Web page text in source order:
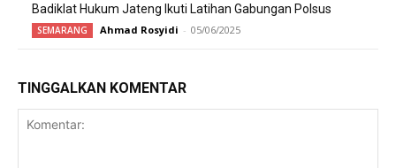
Badiklat Hukum Jateng Ikuti Latihan Gabungan Polsus
SEMARANG Ahmad Rosyidi - 05/06/2025
TINGGALKAN KOMENTAR